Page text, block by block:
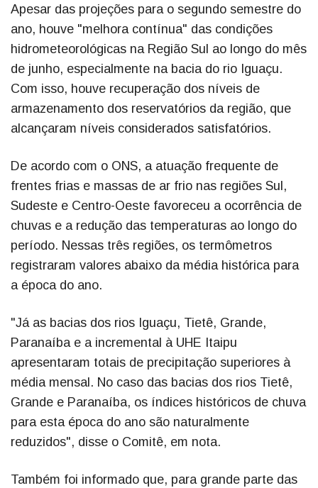
Apesar das projeções para o segundo semestre do
ano, houve "melhora contínua" das condições
hidrometeorológicas na Região Sul ao longo do mês
de junho, especialmente na bacia do rio Iguaçu.
Com isso, houve recuperação dos níveis de
armazenamento dos reservatórios da região, que
alcançaram níveis considerados satisfatórios.
De acordo com o ONS, a atuação frequente de
frentes frias e massas de ar frio nas regiões Sul,
Sudeste e Centro-Oeste favoreceu a ocorrência de
chuvas e a redução das temperaturas ao longo do
período. Nessas três regiões, os termômetros
registraram valores abaixo da média histórica para
a época do ano.
"Já as bacias dos rios Iguaçu, Tietê, Grande,
Paranaíba e a incremental à UHE Itaipu
apresentaram totais de precipitação superiores à
média mensal. No caso das bacias dos rios Tietê,
Grande e Paranaíba, os índices históricos de chuva
para esta época do ano são naturalmente
reduzidos", disse o Comitê, em nota.
Também foi informado que, para grande parte das